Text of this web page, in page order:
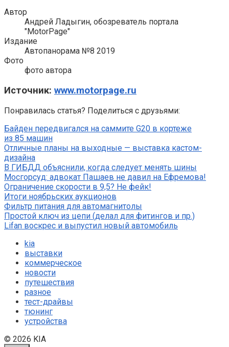
Автор
Андрей Ладыгин, обозреватель портала
"MotorPage"
Издание
Автопанорама №8 2019
Фото
фото автора
Источник: www.motorpage.ru
Понравилась статья? Поделиться с друзьями:
Байден передвигался на саммите G20 в кортеже
из 85 машин
Отличные планы на выходные — выставка кастом-
дизайна
В ГИБДД объяснили, когда следует менять шины
Мосгорсуд: адвокат Пашаев не давил на Ефремова!
Ограничение скорости в 9,5? Не фейк!
Итоги ноябрьских аукционов
Фильтр питания для автомагнитолы
Простой ключ из цепи (делал для фитингов и пр.)
Lifan воскрес и выпустил новый автомобиль
kia
выставки
коммерческое
новости
путешествия
разное
тест-драйвы
тюнинг
устройства
© 2026 KIA